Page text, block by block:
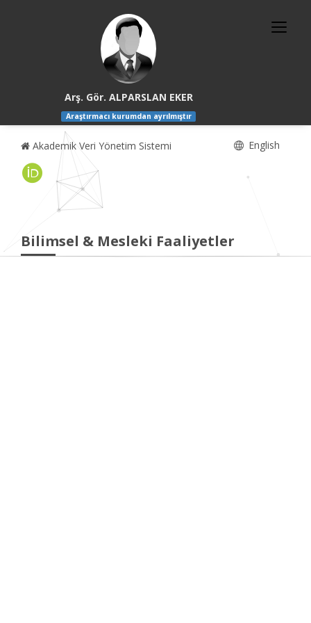
Arş. Gör. ALPARSLAN EKER
Araştırmacı kurumdan ayrılmıştır
Akademik Veri Yönetim Sistemi English
Bilimsel & Mesleki Faaliyetler